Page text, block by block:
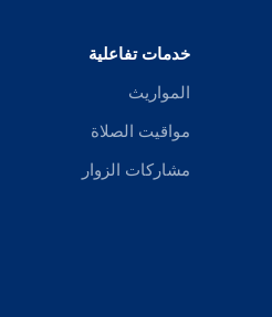
خدمات تفاعلية
المواريث
مواقيت الصلاة
مشاركات الزوار